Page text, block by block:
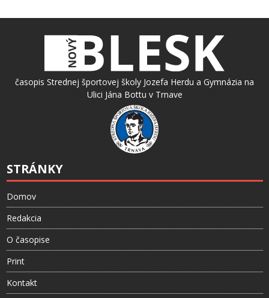
časopis Strednej športovej školy Jozefa Herdu a Gymnázia na
Ulici Jána Bottu v Trnave
STRÁNKY
Domov
Redakcia
O časopise
Print
Kontakt